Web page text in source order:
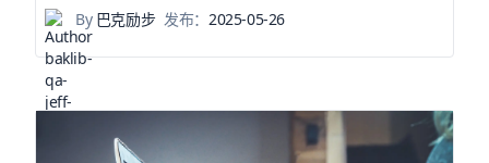
By巴克励步 发布：2025-05-26